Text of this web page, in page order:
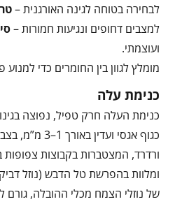
לבחירה בטוחה לגינה האורגנית –
למצבים דחופים ונגיעות חמורות –
ועוצמתי.
מומלץ לגוון בין החומרים כדי למנוע
כנימת עלה
כנימת העלה חרק טפיל, נפוצה
כגוף אגסי
ורדרד, המצטברות בקבוצות
ומלוות בהפרשת טל הדבש (נוזל
של נוזלי הצמח מכלי ההובלה, גורם